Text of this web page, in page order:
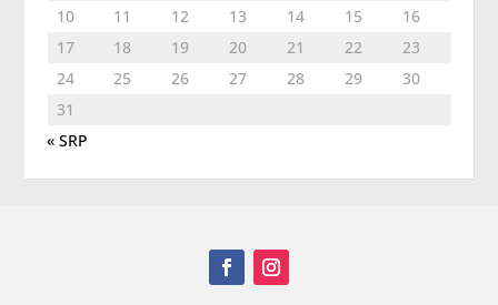
10
11 12 13 14 15
16
17
18 19 20 21 22
23
24
25 26 27 28 29
30
31
« SRP